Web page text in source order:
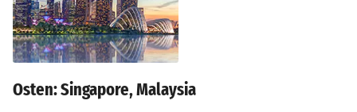
Osten: Singapore, Malaysia